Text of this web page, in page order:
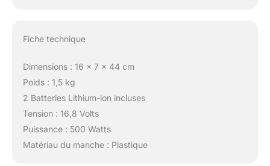
Fiche technique
Dimensions : 16 x 7 x 44 cm
Poids : 1,5 kg
2 Batteries Lithium-ion incluses
Tension : 16,8 Volts
Puissance : 500 Watts
Matériau du manche : Plastique